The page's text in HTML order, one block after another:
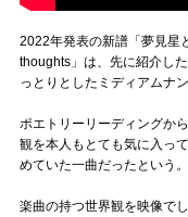
2022年発表の新譜「夢見星
thoughts」は、先に紹介し
っとりとしたミディアムナン
ポエトリーリーディングか
観を本人もとても気に入っ
めていた一曲だったという。
楽曲の持つ世界観を映像で